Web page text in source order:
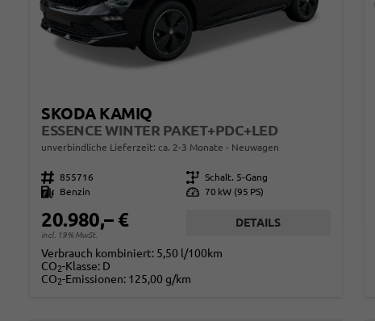
SKODA KAMIQ
ESSENCE WINTER PAKET+PDC+LED
unverbindliche Lieferzeit: ca. 2-3 Monate Neuwagen
Fahrzeugnr. 855716 Getriebe Schalt. 5-Gang
Kraftstoff
Benzin Leistung 70 kW (95 PS)
20.980,– €
incl. 19% MwSt.
DETAILS
Verbrauch kombiniert: 5,50 l/100km
CO2-Klasse: D
CO2-Emissionen: 125,00 g/km